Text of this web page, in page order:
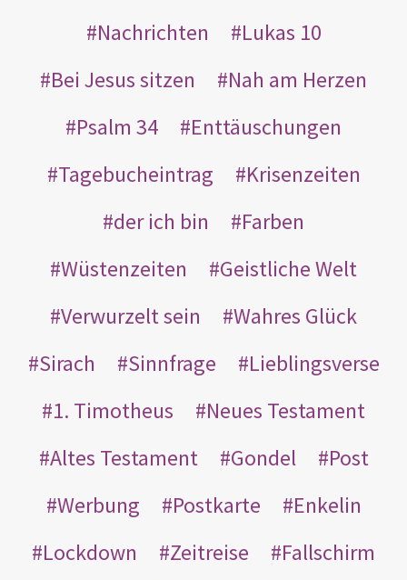
Nachrichten
Lukas 10
Bei Jesus sitzen
Nah am Herzen
Psalm 34
Enttäuschungen
Tagebucheintrag
Krisenzeiten
der ich bin
Farben
Wüstenzeiten
Geistliche Welt
Verwurzelt sein
Wahres Glück
Sirach
Sinnfrage
Lieblingsverse
1. Timotheus
Neues Testament
Altes Testament
Gondel
Post
Werbung
Postkarte
Enkelin
Lockdown
Zeitreise
Fallschirm